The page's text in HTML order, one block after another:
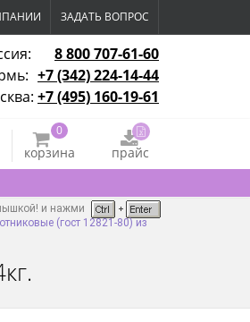
ЗАДАТЬ ВОПРОС
8 800 707-61-60
+7 (342) 224-14-44
+7 (495) 160-19-61
0
корзина
прайс
и нажми
(гост 12821-80) из